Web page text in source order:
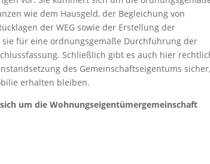
wie dem Hausgeld, der Begleichung von
der WEG sowie der Erstellung der
für eine ordnungsgemäße Durchführung der
Schließlich gibt es auch hier
des Gemeinschaftseigentums sicher,
erhalten bleiben.
um die Wohnungseigentümergemeinschaft